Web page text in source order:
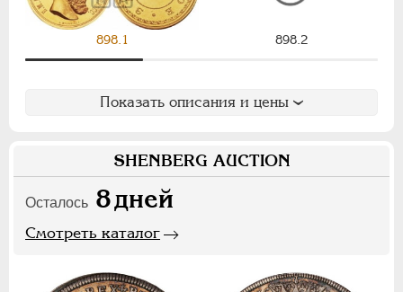
898.1 898.2
Показать описания и цены
SHENBERG AUCTION
Осталось 8дней
Смотреть каталог
Ф
Х Э
Цифры
7
СЕРИИ МЕДАЛЕЙ 1600-1881